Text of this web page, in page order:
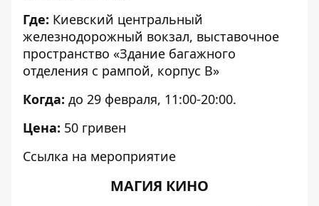
Где: Киевский центральный
железнодорожный вокзал, выставочное
пространство «Здание багажного
отделения с рампой, корпус В»
Когда: до 29 февраля, 11:00-20:00.
Цена: 50 гривен
Ссылка на мероприятие
МАГИЯ КИНО